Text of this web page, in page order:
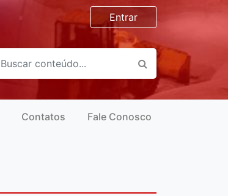
Entrar
Contatos Fale Conosco